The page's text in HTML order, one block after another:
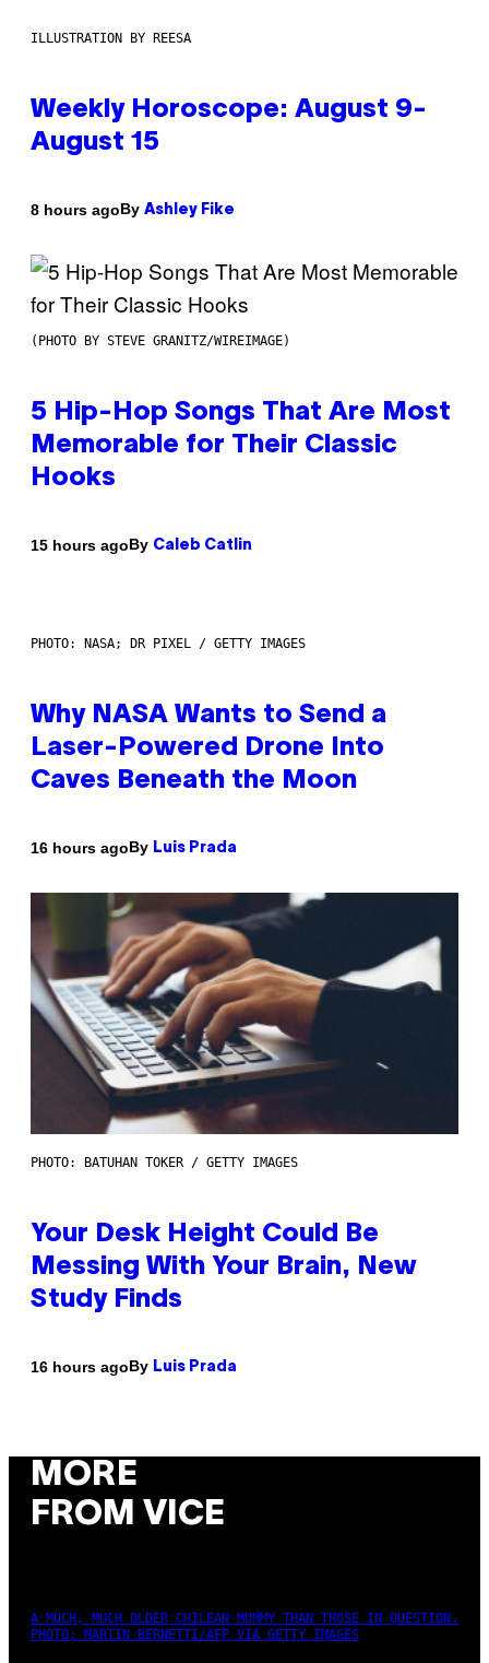
ILLUSTRATION BY REESA
Weekly Horoscope: August 9-
August 15
8 hours agoBy Ashley Fike
(PHOTO BY STEVE GRANITZ/WIREIMAGE)
5 Hip-Hop Songs That Are Most
Memorable for Their Classic
Hooks
15 hours agoBy Caleb Catlin
PHOTO: NASA; DR PIXEL / GETTY IMAGES
Why NASA Wants to Send a
Laser-Powered Drone Into
Caves Beneath the Moon
16 hours agoBy Luis Prada
PHOTO: BATUHAN TOKER / GETTY IMAGES
Your Desk Height Could Be
Messing With Your Brain, New
Study Finds
16 hours agoBy Luis Prada
MORE
FROM VICE
A MUCH, MUCH OLDER CHILEAN MUMMY THAN THOSE IN QUESTION.
PHOTO: MARTIN BERNETTI/AFP VIA GETTY IMAGES